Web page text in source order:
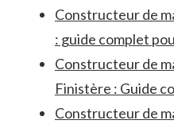
Constructeur de
: guide complet
Constructeur de
Finistère : Guide
Constructeur de